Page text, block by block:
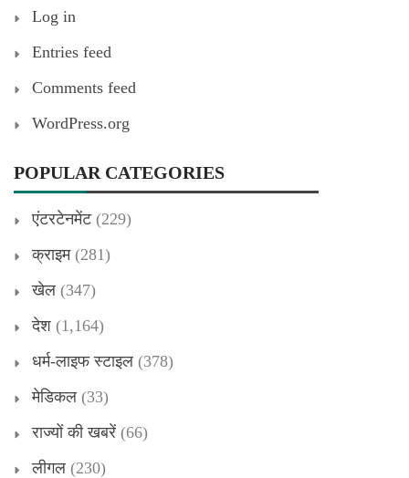
Log in
Entries feed
Comments feed
WordPress.org
POPULAR CATEGORIES
एंटरटेनमेंट(229)
क्राइम(281)
खेल (347)
देश (1,164)
धर्म-लाइफ स्टाइल (378)
मेडिकल (33)
राज्यों की खबरें (66)
लीगल (230)